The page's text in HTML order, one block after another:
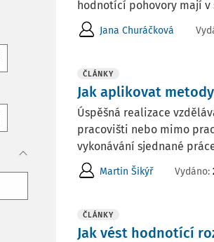
hodnotící pohovory mají v
Jana Churáčková
ČLÁNKY
Jak aplikovat
Úspěšná realizace
pracovišti nebo mimo
vykonávání sjednané
Martin Šikýř Vydáno:
ČLÁNKY
Jak vést hodnotící